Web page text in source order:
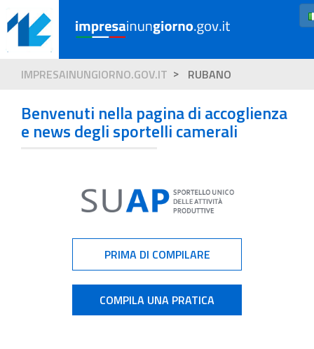
IMPRESAINUNGIORNO.GOV.IT RUBANO
Benvenuti nella pagina di accoglienza
e news degli sportelli camerali
PRIMA DI COMPILARE
COMPILA UNA PRATICA